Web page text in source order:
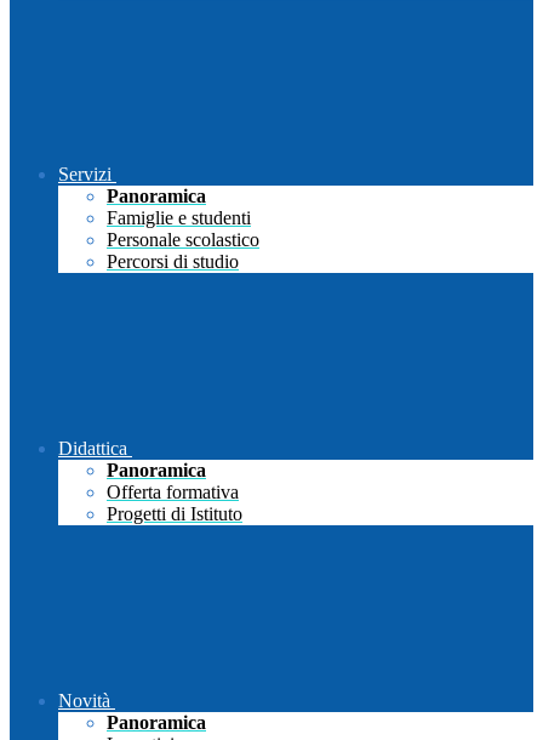
Servizi
Panoramica
Famiglie e studenti
Personale scolastico
Percorsi di studio
Didattica
Panoramica
Offerta formativa
Progetti di Istituto
Novità
Panoramica